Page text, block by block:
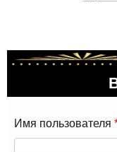
Имя пользователя